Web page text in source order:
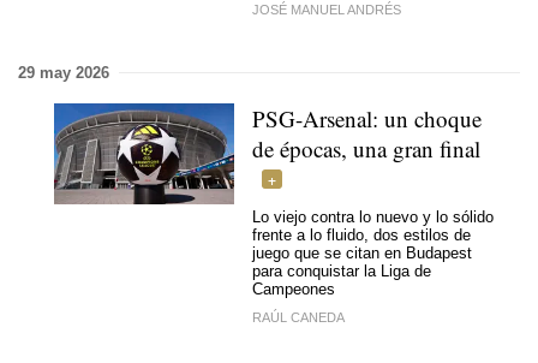
JOSÉ MANUEL ANDRÉS
29 may 2026
PSG-Arsenal: un choque
de épocas, una gran final
Lo viejo contra lo nuevo y lo sólido
frente a lo fluido, dos estilos de
juego que se citan en Budapest
para conquistar la Liga de
Campeones
RAÚL CANEDA